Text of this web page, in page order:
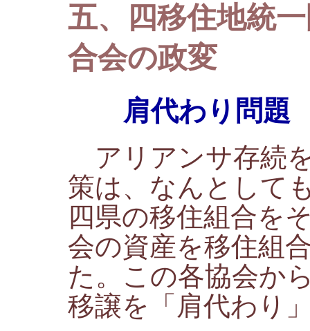
五、四移住地統
合会の政変
肩代わり問題
アリアンサ存続
策は、なんとして
四県の移住組合を
会の資産を移住組
た。この各協会か
移譲を「肩代わり